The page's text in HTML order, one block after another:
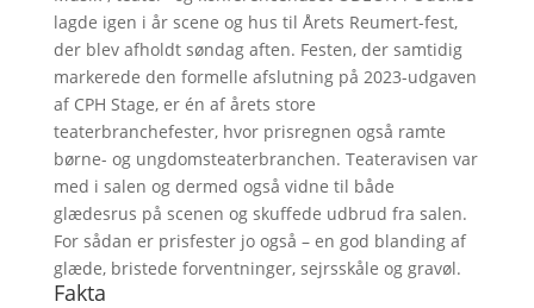
lagde igen i år scene og hus til Årets Reumert-fest,
der blev afholdt søndag aften. Festen, der samtidig
markerede den formelle afslutning på 2023-udgaven
af CPH Stage, er én af årets store
teaterbranchefester, hvor prisregnen også ramte
børne- og ungdomsteaterbranchen. Teateravisen var
med i salen og dermed også vidne til både
glædesrus på scenen og skuffede udbrud fra salen.
For sådan er prisfester jo også – en god blanding af
glæde, bristede forventninger, sejrsskåle og gravøl.
Fakta